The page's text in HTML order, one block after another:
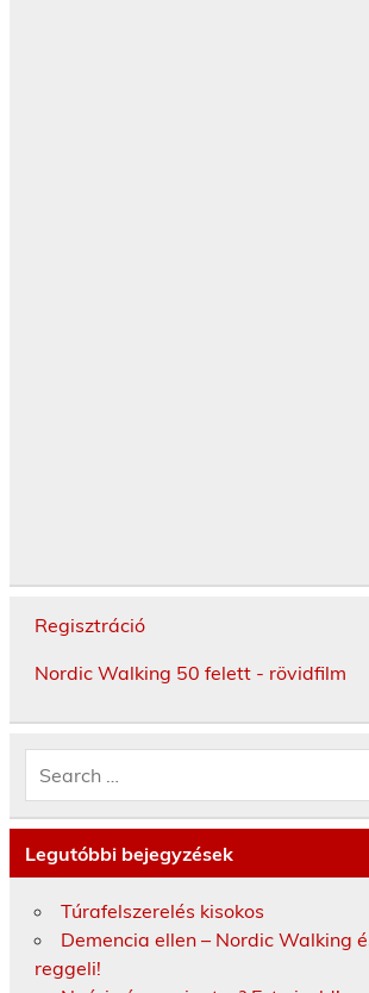
Regisztráció
Nordic Walking 50 felett - rövidfilm
Legutóbbi bejegyzések
Túrafelszerelés kisokos
Demencia ellen – Nordic Walking
reggeli!